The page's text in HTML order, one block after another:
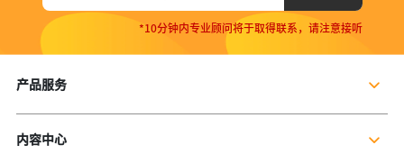
*10分钟内专业顾问将于取得联系，请注意接听
产品服务
个人社保服务
内容中心